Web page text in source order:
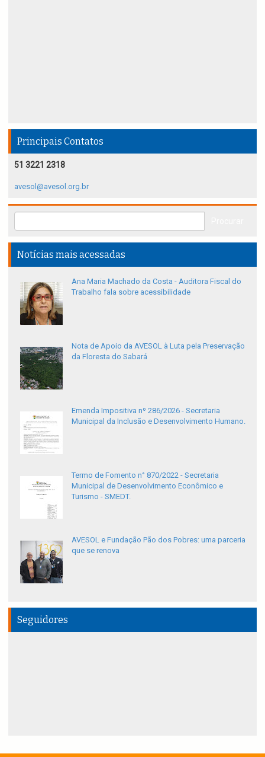
Principais Contatos
51 3221 2318
avesol@avesol.org.br
Notícias mais acessadas
Ana Maria Machado da Costa - Auditora Fiscal do
Trabalho fala sobre acessibilidade
Nota de Apoio da AVESOL à Luta pela Preservação
da Floresta do Sabará
Emenda Impositiva nº 286/2026 - Secretaria
Municipal da Inclusão e Desenvolvimento Humano.
Termo de Fomento n° 870/2022 - Secretaria
Municipal de Desenvolvimento Econômico e
Turismo - SMEDT.
AVESOL e Fundação Pão dos Pobres: uma parceria
que se renova
Seguidores